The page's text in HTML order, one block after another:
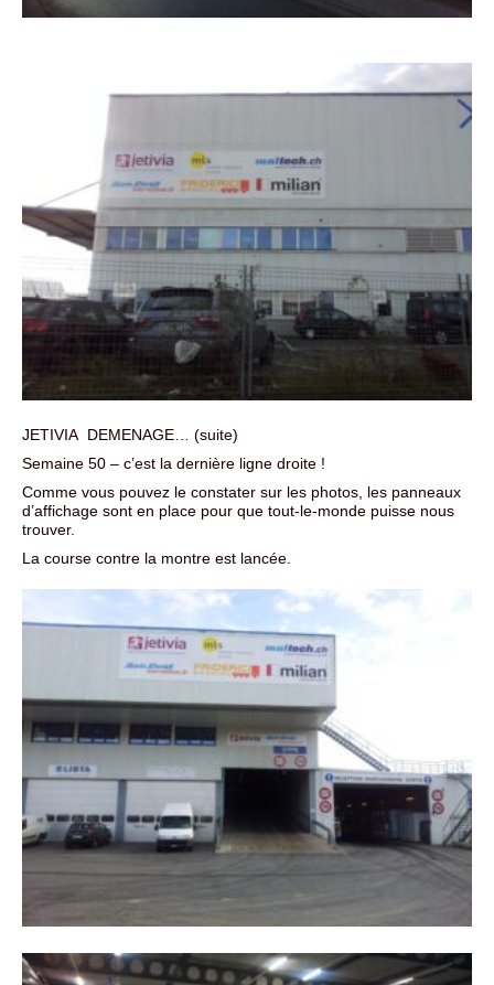
JETIVIA DEMENAGE… (suite)
Semaine 50 – c’est la dernière ligne droite !
Comme vous pouvez le constater sur les photos, les panneaux
d’affichage sont en place pour que tout-le-monde puisse nous
trouver.
La course contre la montre est lancée.